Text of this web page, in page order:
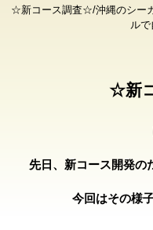
☆新コース調査☆/沖縄のシー
ル
☆新
先日、新コース開発の
今回はその様